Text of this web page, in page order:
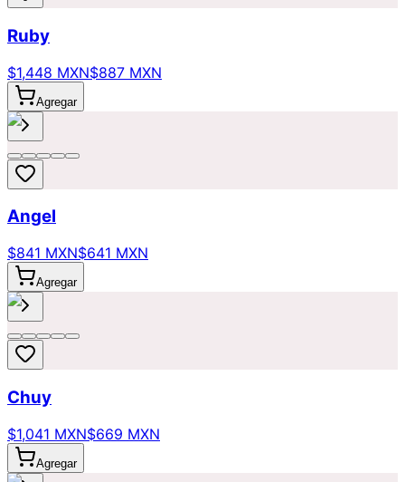
Ruby
$1,448 MXN$887 MXN
Agregar
Angel
$841 MXN$641 MXN
Agregar
Chuy
$1,041 MXN$669 MXN
Agregar